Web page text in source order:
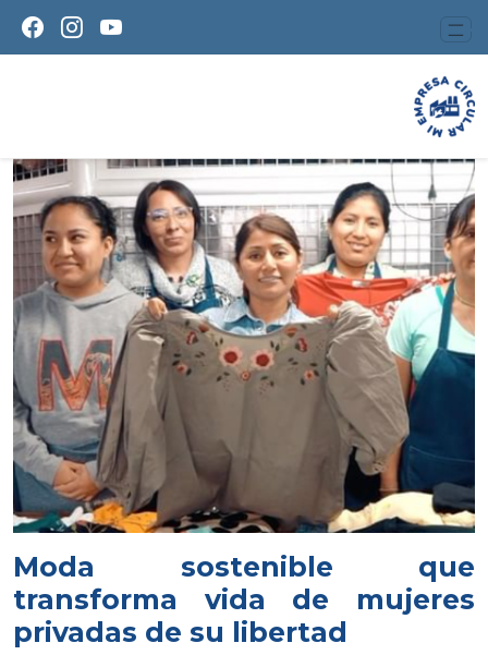
Moda sostenible que
transforma vida de mujeres
privadas de su libertad